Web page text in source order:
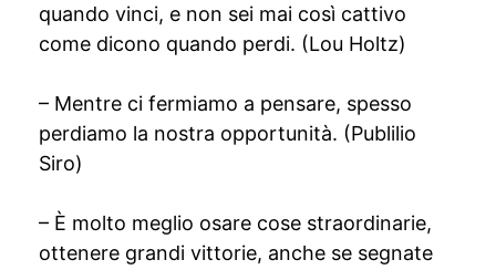
quando vinci, e non sei mai così cattivo
come dicono quando perdi. (Lou Holtz)
– Mentre ci fermiamo a pensare, spesso
perdiamo la nostra opportunità. (Publilio
Siro)
– È molto meglio osare cose straordinarie,
ottenere grandi vittorie, anche se segnate